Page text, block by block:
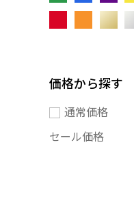
価格から探す
通常価格
セール価格